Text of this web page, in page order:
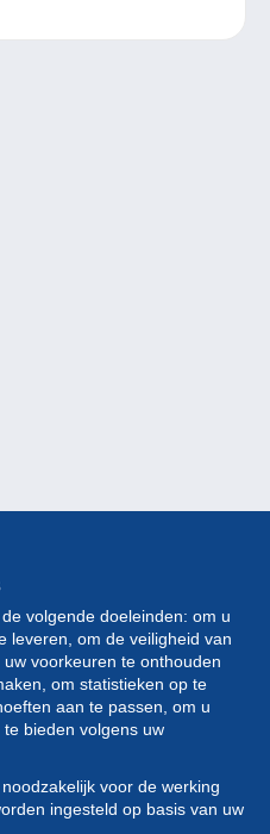
volgende doeleinden: om u
leveren, om de veiligheid van
voorkeuren te onthouden
om statistieken op te
aan te passen, om u
bieden volgens uw
voor de werking
ingesteld op basis van uw